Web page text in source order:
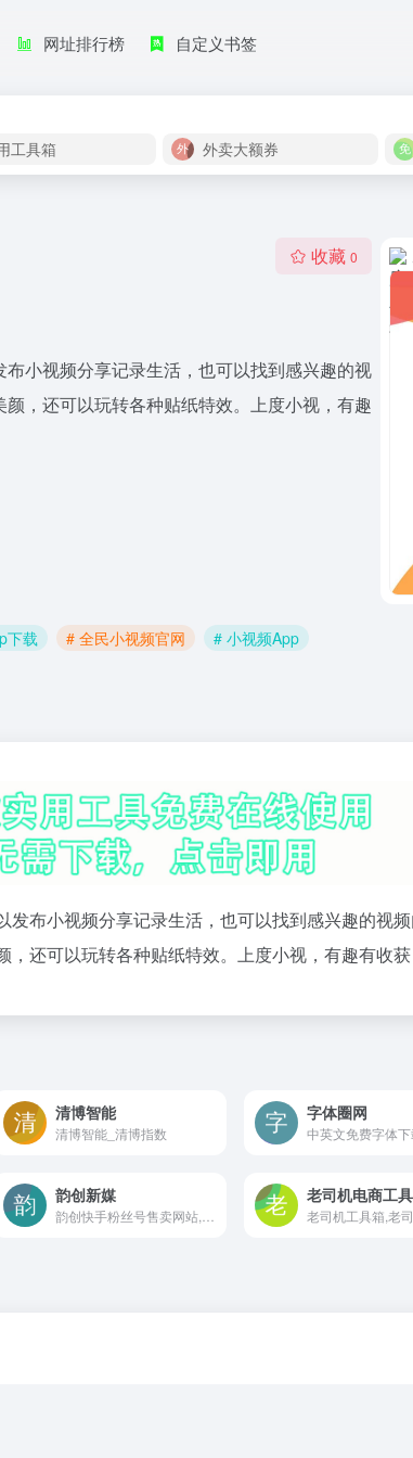
网址排行榜 自定义书签
工具箱 外卖大额券
收藏 0
小视频分享记录生活，也可以找到感兴趣的视
，还可以玩转各种贴纸特效。上度小视，有趣
下载 # 全民小视频官网
# 小视频App
布小视频分享记录生活，也可以找到感兴趣的视
还可以玩转各种贴纸特效。上度小视，有趣有收获
清博智能
清博智能_清博指数
字体圈网
韵创新媒 老司机电商工